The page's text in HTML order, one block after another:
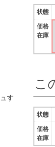
す
状態
価格
在庫
こ
状態
価格
在庫